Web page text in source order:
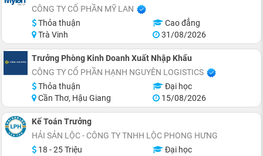
CÔNG TY CỔ PHẦN MỸ LAN
Thỏa thuận
Cao đẳng
Trà Vinh
31/08/2026
Trưởng Phòng Kinh Doanh Xuất Nhập Khẩu
CÔNG TY CỔ PHẦN HẠNH NGUYÊN LOGISTICS
Thỏa thuận
Đại học
Cần Thơ, Hậu Giang
15/08/2026
Kế Toán Trưởng
HẢI SẢN LỘC - CÔNG TY TNHH LỘC PHONG HƯNG
18 - 25 Triệu
Đại học